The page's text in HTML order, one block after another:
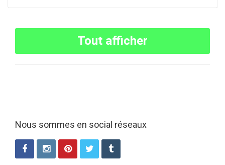
Tout afficher
Nous sommes en social réseaux